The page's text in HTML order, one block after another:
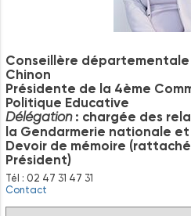
Conseillère
Chinon
Présidente de la 4ème
Politique Educative
Délégation: chargée des
la Gendarmerie nationale et
Devoir de mémoire
Président)
Tél : 02 47 31 47 31
Contact